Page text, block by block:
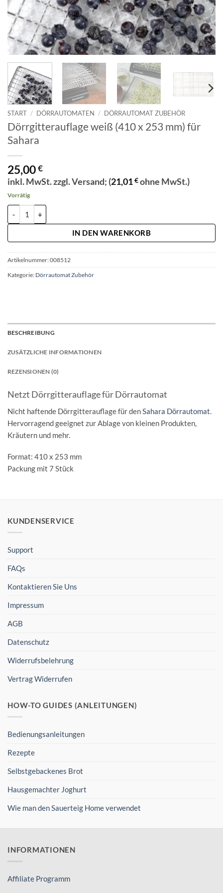
START / DÖRRAUTOMATEN / DÖRRAUTOMAT ZUBEHÖR
Dörrgitterauflage weiß (410 x 253 mm) für
Sahara
25,00€
inkl. MwSt. zzgl. Versand; (21,01€ohne MwSt.)
Vorrätig
IN DEN WARENKORB
Alternative:
Artikelnummer:008512
Kategorie: Dörrautomat Zubehör
BESCHREIBUNG
ZUSÄTZLICHE INFORMATIONEN
REZENSIONEN (0)
Netzt Dörrgitterauflage für Dörrautomat
Nicht haftende Dörrgitterauflage für den Sahara Dörrautomat
Hervorragend geeignet zur Ablage von kleinen Produkten,
Kräutern und mehr.
Format: 410 x 253 mm
Packung mit 7 Stück
KUNDENSERVICE
Support
FAQs
Kontaktieren Sie Uns
Impressum
AGB
Datenschutz
Widerrufsbelehrung
Vertrag Widerrufen
HOW-TO GUIDES (ANLEITUNGEN)
Bedienungsanleitungen
Rezepte
Selbstgebackenes Brot
Hausgemachter Joghurt
Wie man den Sauerteig Home verwendet
INFORMATIONEN
Affiliate Programm